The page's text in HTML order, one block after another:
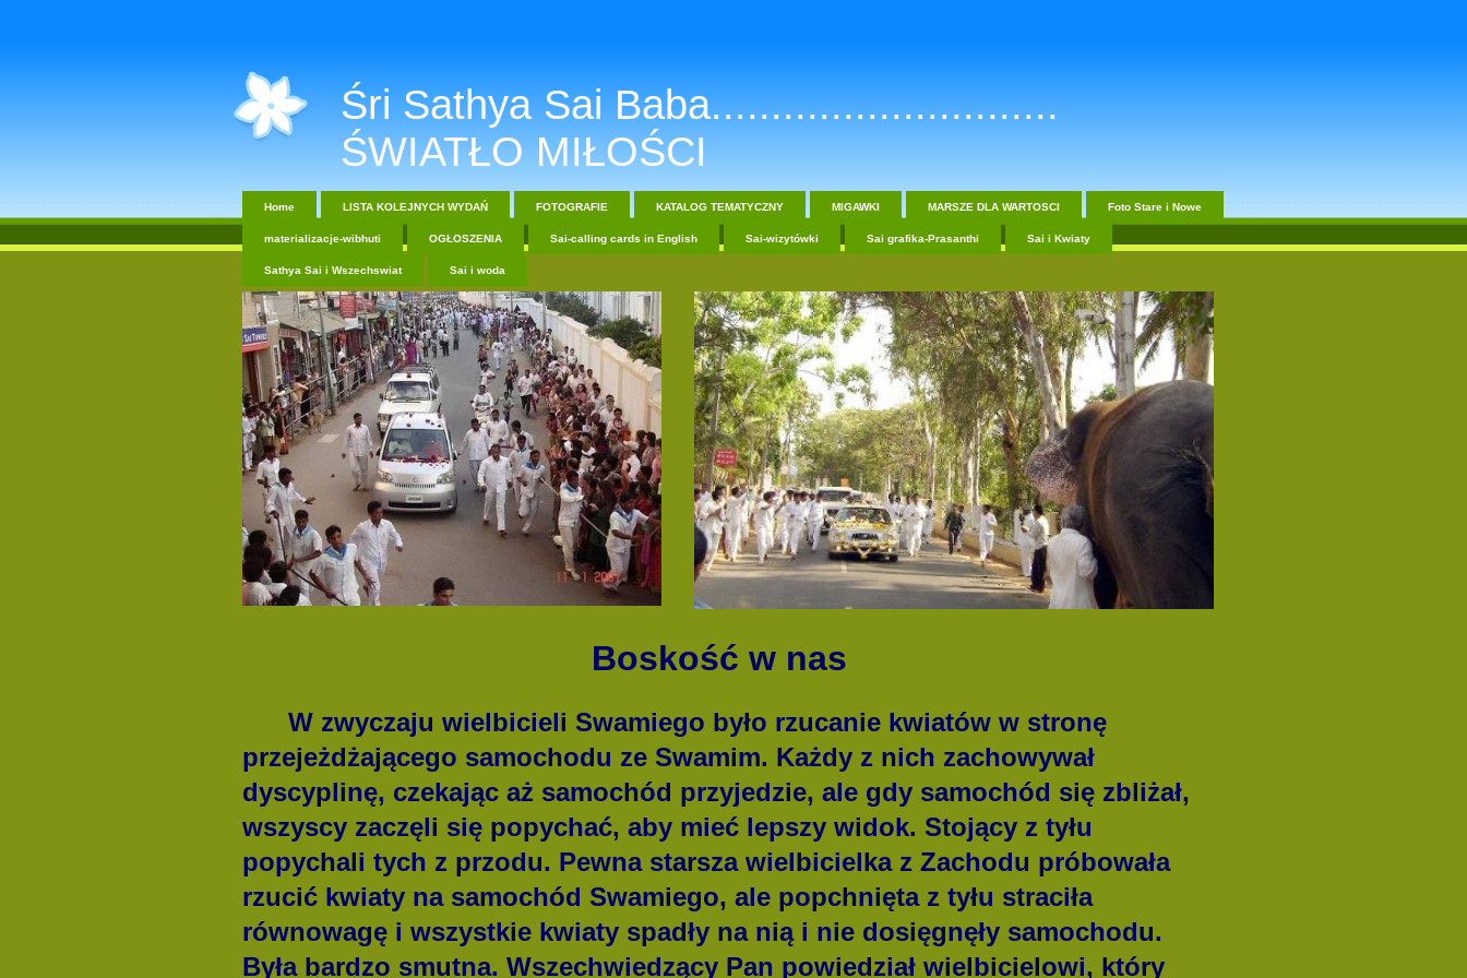
Śri Sathya Sai Baba.............................
ŚWIATŁO MIŁOŚCI
Home LISTA KOLEJNYCH WYDAŃ FOTOGRAFIE KATALOG TEMATYCZNY MIGAWKI MARSZE DLA WARTOSCI Foto Stare i Nowe
materializacje-wibhuti OGŁOSZENIA Sai-calling cards in English Sai-wizytówki Sai grafika-Prasanthi Sai i Kwiaty
Sathya Sai i Wszechswiat Sai i woda
Boskość w nas
W zwyczaju wielbicieli Swamiego było rzucanie kwiatów w stronę
przejeżdżającego samochodu ze Swamim. Każdy z nich zachowywał
dyscyplinę, czekając aż samochód przyjedzie, ale gdy samochód się zbliżał,
wszyscy zaczęli się popychać, aby mieć lepszy widok. Stojący z tyłu
popychali tych z przodu. Pewna starsza wielbicielka z Zachodu próbowała
rzucić kwiaty na samochód Swamiego, ale popchnięta z tyłu straciła
równowagę i wszystkie kwiaty spadły na nią i nie dosięgnęły samochodu.
Była bardzo smutna. Wszechwiedzący Pan powiedział wielbicielowi, który